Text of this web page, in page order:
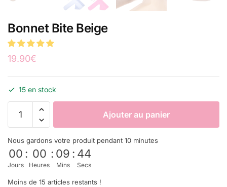
Bonnet Bite Beige
19.90€
15 en stock
Ajouter au panier
Nous gardons votre produit pendant 10 minutes
00
Jours
: 00
Heures
: 09
Mins
: 44
Secs
Moins de 15 articles restants !